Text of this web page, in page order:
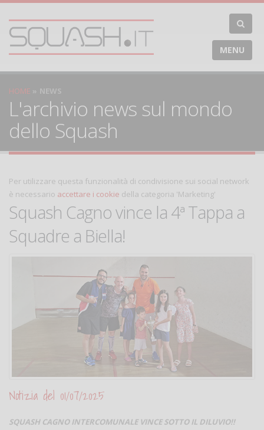
MENU
HOME NEWS
L'archivio news sul mondo
dello Squash
Per utilizzare questa funzionalità di condivisione sui social network
è necessario accettare i cookie della categoria 'Marketing'
Squash Cagno vince la 4ª Tappa a
Squadre a Biella!
Notizia del 01/07/2025
SQUASH CAGNO INTERCOMUNALE VINCE SOTTO IL DILUVIO!!